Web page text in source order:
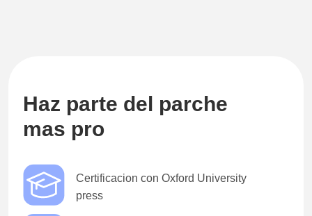
Haz parte del parche
mas pro
Certificacion con Oxford University
press